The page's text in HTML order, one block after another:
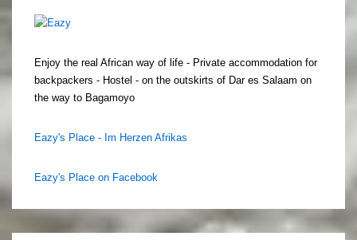
Enjoy the real African way of life - Private accommodation for
backpackers - Hostel - on the outskirts of Dar es Salaam on
the way to Bagamoyo
Eazy's Place - Im Herzen Afrikas
Eazy's Place on Facebook